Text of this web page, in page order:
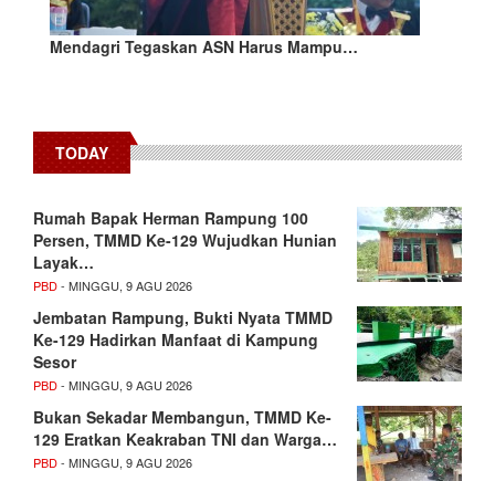
Mendagri Tegaskan ASN Harus Mampu…
TODAY
Rumah Bapak Herman Rampung 100
Persen, TMMD Ke-129 Wujudkan Hunian
Layak…
PBD- MINGGU, 9 AGU 2026
Jembatan Rampung, Bukti Nyata TMMD
Ke-129 Hadirkan Manfaat di Kampung
Sesor
PBD- MINGGU, 9 AGU 2026
Bukan Sekadar Membangun, TMMD Ke-
129 Eratkan Keakraban TNI dan Warga…
PBD- MINGGU, 9 AGU 2026